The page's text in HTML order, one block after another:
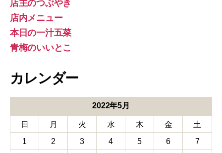
店主のつぶやき
店内メニュー
本日の一汁五菜
青梅のいいとこ
カレンダー
2022年5月
日 月 火 水 木 金
土
1
2 3 4 5 6
7